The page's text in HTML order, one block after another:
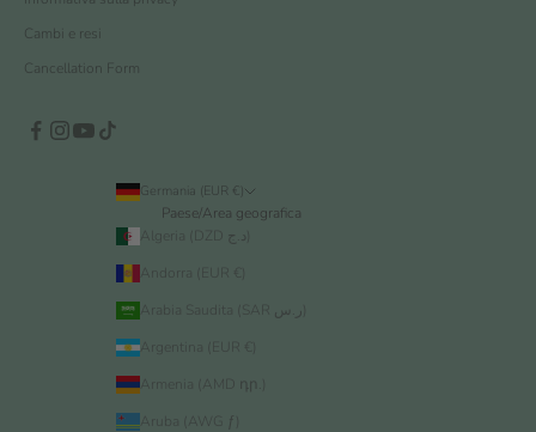
Cambi e resi
Cancellation Form
Germania (EUR €)
Paese/Area geografica
Andorra (EUR €)
Argentina (EUR €)
Armenia (AMD դր.)
Aruba (AWG ƒ)